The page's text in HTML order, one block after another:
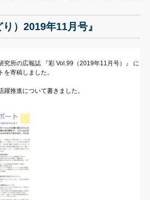
り）2019年11月号』
究所の広報誌 『彩 Vol.99（2019年11月号）』 に
を寄稿しました。
推進について書きました。